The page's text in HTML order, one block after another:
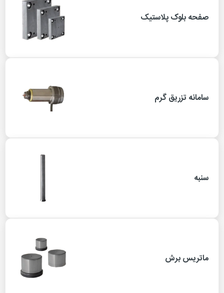
صفحه بلوک پلاستیک
سامانه تزریق گرم
سنبه
ماتریس برش